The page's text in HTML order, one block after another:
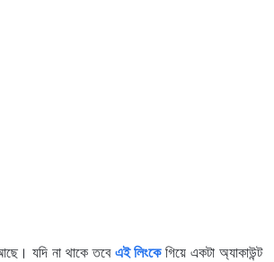
যদি না থাকে তবে এই লিংকেগিয়ে একটা অ্যাকাউন্ট